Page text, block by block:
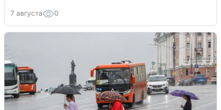
7 августа 0